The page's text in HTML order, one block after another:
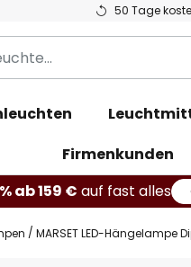
50 Tage
Firmenkunden
ab 159 € auf fast alles
MARSET LED-Hängelampe